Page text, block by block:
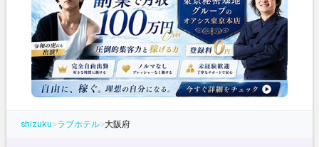
shizuku>ラブホテル>大阪府